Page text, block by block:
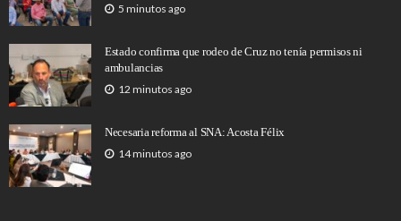
5 minutos ago
Estado confirma que rodeo de Cruz no tenía permisos ni
ambulancias
12 minutos ago
Necesaria reforma al SNA: Acosta Félix
14 minutos ago